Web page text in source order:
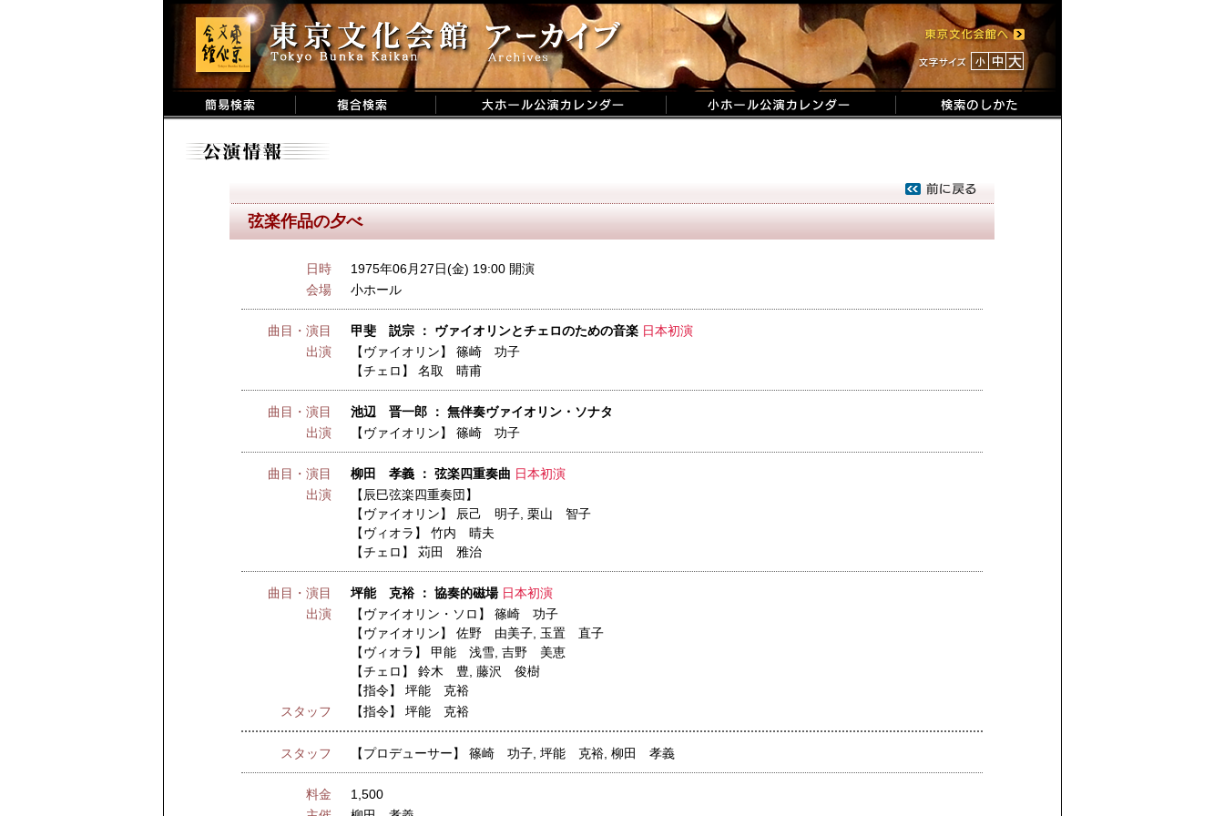
弦楽作品の夕べ
日時
1975年06月27日(金) 19:00 開演
会場
小ホール
曲目・演目 甲斐 説宗 ： ヴァイオリンとチェロのための音楽 日本初演
出演
【ヴァイオリン】 篠崎 功子
【チェロ】 名取 晴甫
曲目・演目
池辺 晋一郎 ： 無伴奏ヴァイオリン・ソナタ
出演
【ヴァイオリン】 篠崎 功子
曲目・演目 柳田 孝義 ： 弦楽四重奏曲 日本初演
出演
【辰巳弦楽四重奏団】
【ヴァイオリン】
辰己 明子, 栗山 智子
【ヴィオラ】 竹内 晴夫
【チェロ】 苅田 雅治
曲目・演目 坪能 克裕 ： 協奏的磁場 日本初演
出演
【ヴァイオリン・ソロ】 篠崎 功子
【ヴァイオリン】 佐野 由美子, 玉置 直子
【ヴィオラ】 甲能 浅雪, 吉野 美恵
【チェロ】 鈴木 豊 藤沢 俊樹
【指令】 坪能 克裕
スタッフ
【指令】 坪能 克裕
スタッフ 【プロデューサー】 篠崎 功子, 坪能 克裕, 柳田 孝義
料金
1,500